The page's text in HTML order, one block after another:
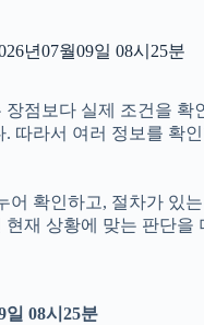
년07월09일 08시25분
점보다 실제 조건을
따라서 여러 정보를 확
확인하고, 절차가 있
재 상황에 맞는 판단을
일 08시25분